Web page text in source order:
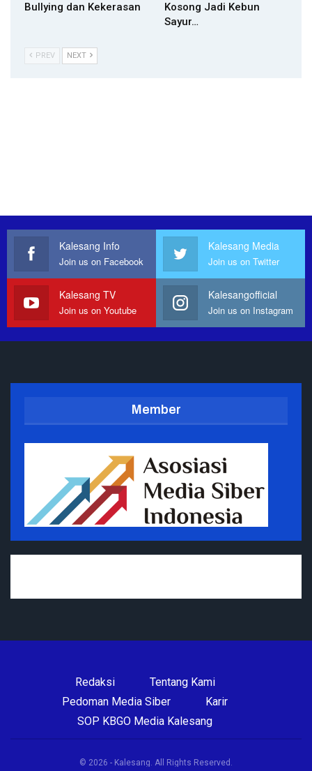
Bullying dan Kekerasan
Kosong Jadi Kebun
Sayur…
PREV NEXT
Kalesang Info
Join us on Facebook
Kalesang Media
Join us on Twitter
Kalesang TV
Join us on Youtube
Kalesangofficial
Join us on Instagram
Member
Redaksi
Tentang Kami
Pedoman Media Siber
Karir
SOP KBGO Media Kalesang
© 2026 - Kalesang. All Rights Reserved.